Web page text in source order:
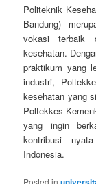
Politeknik
Bandung)
vokasi terbaik
kesehatan.
praktikum yang
industri,
kesehatan yang
Poltekkes
yang ingin
kontribusi
Indonesia.